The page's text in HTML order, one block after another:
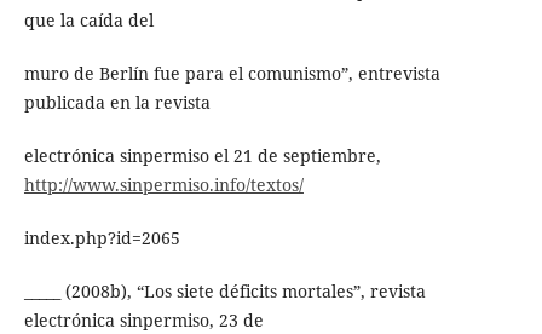
que la caída del
muro de Berlín fue para el comunismo”, entrevista
publicada en la revista
electrónica sinpermiso el 21 de septiembre,
http://www.sinpermiso.info/textos/
index.php?id=2065
_____ (2008b), “Los siete déficits mortales”, revista
electrónica sinpermiso, 23 de